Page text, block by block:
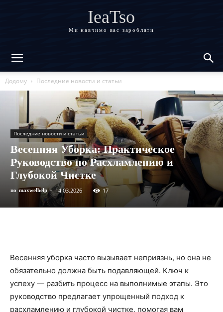
IeaTso
Ми навчимо вас заробляти
Додому Последние новости и статьи
Последние новости и статьи
Весенняя Уборка: Практическое
Руководство по Расхламлению и
Глубокой Чистке
по maxwelhelp - 14.03.2026 17
Весенняя уборка часто вызывает неприязнь, но она не
обязательно должна быть подавляющей. Ключ к
успеху — разбить процесс на выполнимые этапы. Это
руководство предлагает упрощенный подход к
расхламлению и глубокой чистке, помогая вам